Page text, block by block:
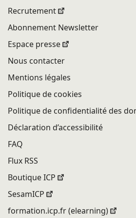
Recrutement
Abonnement Newsletter
Espace presse
Nous contacter
Mentions légales
Politique de cookies
Politique de confidentialité des
Déclaration d’accessibilité
FAQ
Flux RSS
Boutique ICP
SesamICP
formation.icp.fr (elearning)